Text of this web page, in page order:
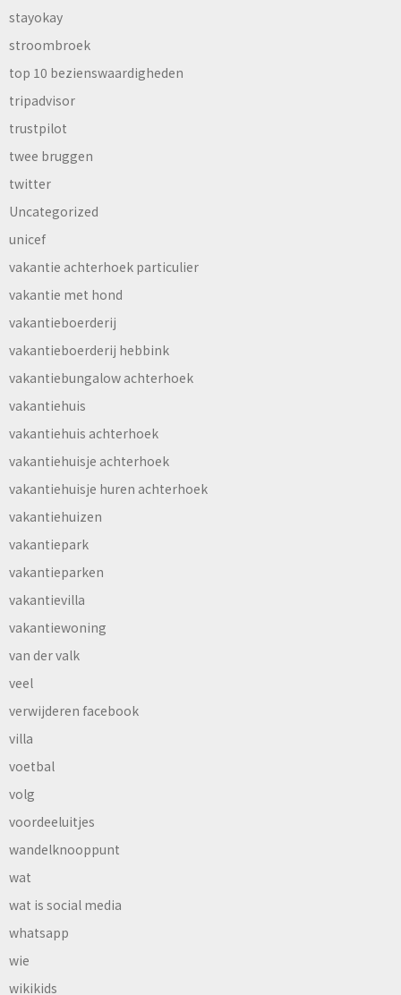
stayokay
stroombroek
top 10 bezienswaardigheden
tripadvisor
trustpilot
twee bruggen
twitter
Uncategorized
unicef
vakantie achterhoek particulier
vakantie met hond
vakantieboerderij
vakantieboerderij hebbink
vakantiebungalow achterhoek
vakantiehuis
vakantiehuis achterhoek
vakantiehuisje achterhoek
vakantiehuisje huren achterhoek
vakantiehuizen
vakantiepark
vakantieparken
vakantievilla
vakantiewoning
van der valk
veel
verwijderen facebook
villa
voetbal
volg
voordeeluitjes
wandelknooppunt
wat
wat is social media
whatsapp
wie
wikikids